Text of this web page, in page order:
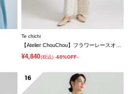
Te chichi
¥4,840(税込) -60%OFF-
16